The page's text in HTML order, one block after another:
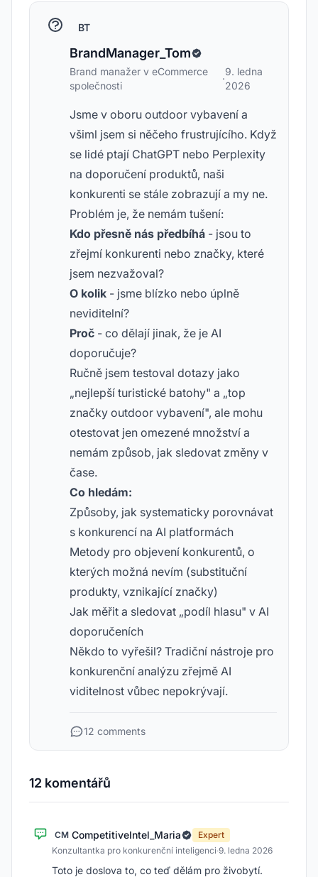
BT
BrandManager_Tom
Brand manažer v eCommerce
společnosti
·
9. ledna
2026
Jsme v oboru outdoor vybavení a
všiml jsem si něčeho frustrujícího. Když
se lidé ptají ChatGPT nebo Perplexity
na doporučení produktů, naši
konkurenti se stále zobrazují a my ne.
Problém je, že nemám tušení:
Kdo přesně nás předbíhá - jsou to
zřejmí konkurenti nebo značky, které
jsem nezvažoval?
O kolik - jsme blízko nebo úplně
neviditelní?
Proč - co dělají jinak, že je AI
doporučuje?
Ručně jsem testoval dotazy jako
„nejlepší turistické batohy" a „top
značky outdoor vybavení", ale mohu
otestovat jen omezené množství a
nemám způsob, jak sledovat změny v
čase.
Co hledám:
Způsoby, jak systematicky porovnávat
s konkurencí na AI platformách
Metody pro objevení konkurentů, o
kterých možná nevím (substituční
produkty, vznikající značky)
Jak měřit a sledovat „podíl hlasu" v AI
doporučeních
Někdo to vyřešil? Tradiční nástroje pro
konkurenční analýzu zřejmě AI
viditelnost vůbec nepokrývají.
12 comments
12 komentářů
CM CompetitiveIntel_Maria
Expert
Konzultantka pro konkurenční inteligenci·9. ledna 2026
Toto je doslova to, co teď dělám pro živobytí.